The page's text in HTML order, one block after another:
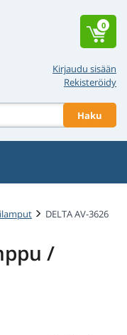
Kirjaudu sisään
Rekisteröidy
Haku
0
DELTA AV-3626
/